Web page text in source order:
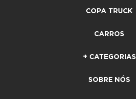
COPA TRUCK
CARROS
+ CATEGORIAS
SOBRE NÓS